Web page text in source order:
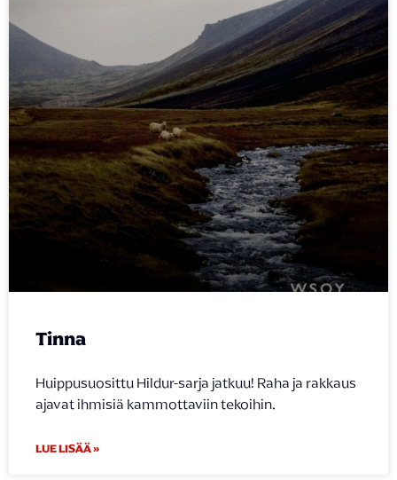
Tinna
Huippusuosittu Hildur-sarja jatkuu! Raha ja rakkaus
ajavat ihmisiä kammottaviin tekoihin.
LUE LISÄÄ »